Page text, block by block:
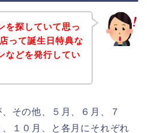
を探していて思っ
って誕生日特典な
などを発行してい
その他、５月、６月、７
１０月、と各月にそれぞれ